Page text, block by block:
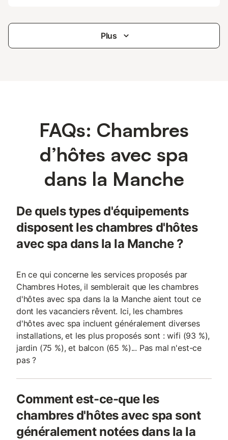
Plus
FAQs: Chambres
d’hôtes avec spa
dans la Manche
De quels types d'équipements
disposent les chambres d'hôtes
avec spa dans la la Manche ?
En ce qui concerne les services proposés par
Chambres Hotes, il semblerait que les chambres
d'hôtes avec spa dans la la Manche aient tout ce
dont les vacanciers rêvent. Ici, les chambres
d'hôtes avec spa incluent généralement diverses
installations, et les plus proposés sont : wifi (93 %),
jardin (75 %), et balcon (65 %)... Pas mal n'est-ce
pas ?
Comment est-ce-que les
chambres d'hôtes avec spa sont
généralement notées dans la la